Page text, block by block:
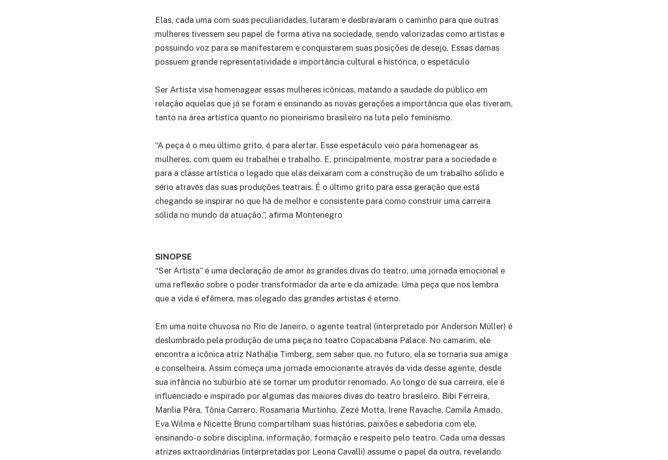
Elas, cada uma com suas peculiaridades, lutaram e desbravaram o caminho para que outras
mulheres tivessem seu papel de forma ativa na sociedade, sendo valorizadas como artistas e
possuindo voz para se manifestarem e conquistarem suas posições de desejo. Essas damas
possuem grande representatividade e importância cultural e histórica, o espetáculo
Ser Artista visa homenagear essas mulheres icônicas, matando a saudade do público em
relação aquelas que já se foram e ensinando as novas gerações a importância que elas tiveram,
tanto na área artística quanto no pioneirismo brasileiro na luta pelo feminismo.
“A peça é o meu último grito, é para alertar. Esse espetáculo veio para homenagear as
mulheres, com quem eu trabalhei e trabalho. E, principalmente, mostrar para a sociedade e
para a classe artística o legado que elas deixaram com a construção de um trabalho sólido e
sério através das suas produções teatrais. É o último grito para essa geração que está
chegando se inspirar no que há de melhor e consistente para como construir uma carreira
sólida no mundo da atuação.”, afirma Montenegro
SINOPSE
“Ser Artista” é uma declaração de amor às grandes divas do teatro, uma jornada emocional e
uma reflexão sobre o poder transformador da arte e da amizade. Uma peça que nos lembra
que a vida é efêmera, mas olegado das grandes artistas é eterno.
Em uma noite chuvosa no Rio de Janeiro, o agente teatral (interpretado por Anderson Müller) é
deslumbrado pela produção de uma peça no teatro Copacabana Palace. No camarim, ele
encontra a icônica atriz Nathália Timberg, sem saber que, no futuro, ela se tornaria sua amiga
e conselheira. Assim começa uma jornada emocionante através da vida desse agente, desde
sua infância no subúrbio até se tornar um produtor renomado. Ao longo de sua carreira, ele é
influenciado e inspirado por algumas das maiores divas do teatro brasileiro. Bibi Ferreira,
Marília Pêra, Tônia Carrero, Rosamaria Murtinho, Zezé Motta, Irene Ravache, Camila Amado,
Eva Wilma e Nicette Bruno compartilham suas histórias, paixões e sabedoria com ele,
ensinando-o sobre disciplina, informação, formação e respeito pelo teatro. Cada uma dessas
atrizes extraordinárias (interpretadas por Leona Cavalli) assume o papel da outra, revelando